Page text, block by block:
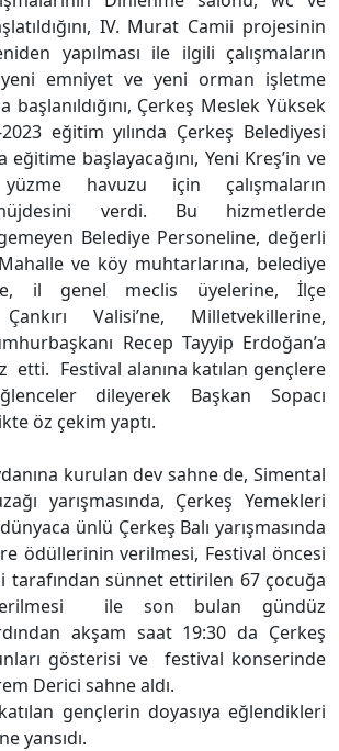
IV. Murat Camii projesinin
yapılması ile ilgili çalışmaların
emniyet ve yeni orman işletme
başlanıldığını, Çerkeş Meslek Yüksek
eğitim yılında Çerkeş Belediyesi
eğitime başlayacağını, Yeni Kreş’in ve
havuzu için çalışmaların
müjdesini verdi. Bu hizmetlerde
Belediye Personeline, değerli
ve köy muhtarlarına, belediye
il genel meclis üyelerine, İlçe
Çankırı Valisi’ne, Milletvekillerine,
Recep Tayyip Erdoğan’a
etti. Festival alanına katılan gençlere
dileyerek Başkan Sopacı
öz çekim yaptı.
kurulan dev sahne de, Simental
yarışmasında, Çerkeş Yemekleri
ünlü Çerkeş Balı yarışmasında
ödüllerinin verilmesi, Festival öncesi
tarafından sünnet ettirilen 67 çocuğa
ile son bulan gündüz
akşam saat 19:30 da Çerkeş
gösterisi ve festival konserinde
Derici sahne aldı.
gençlerin doyasıya eğlendikleri
yansıdı.